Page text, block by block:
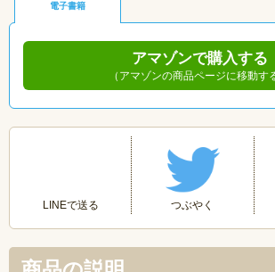
電子書籍
アマゾンで購入する
（アマゾンの商品ページに移動す
LINEで送る つぶやく